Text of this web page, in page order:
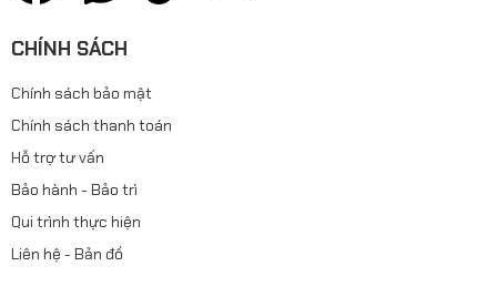
CHÍNH SÁCH
Chính sách bảo mật
Chính sách thanh toán
Hỗ trợ tư vấn
Bảo hành - Bảo trì
Qui trình thực hiện
Liên hệ - Bản đồ